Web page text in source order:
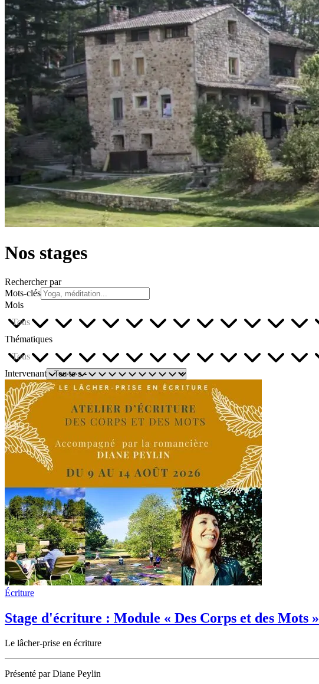
Nos stages
Rechercher par
Mots-clés
Mois
Tous
Thématiques
Tous
Intervenant
Écriture
Stage d'écriture : Module « Des Corps et des Mots »
Le lâcher-prise en écriture
Présenté par Diane Peylin